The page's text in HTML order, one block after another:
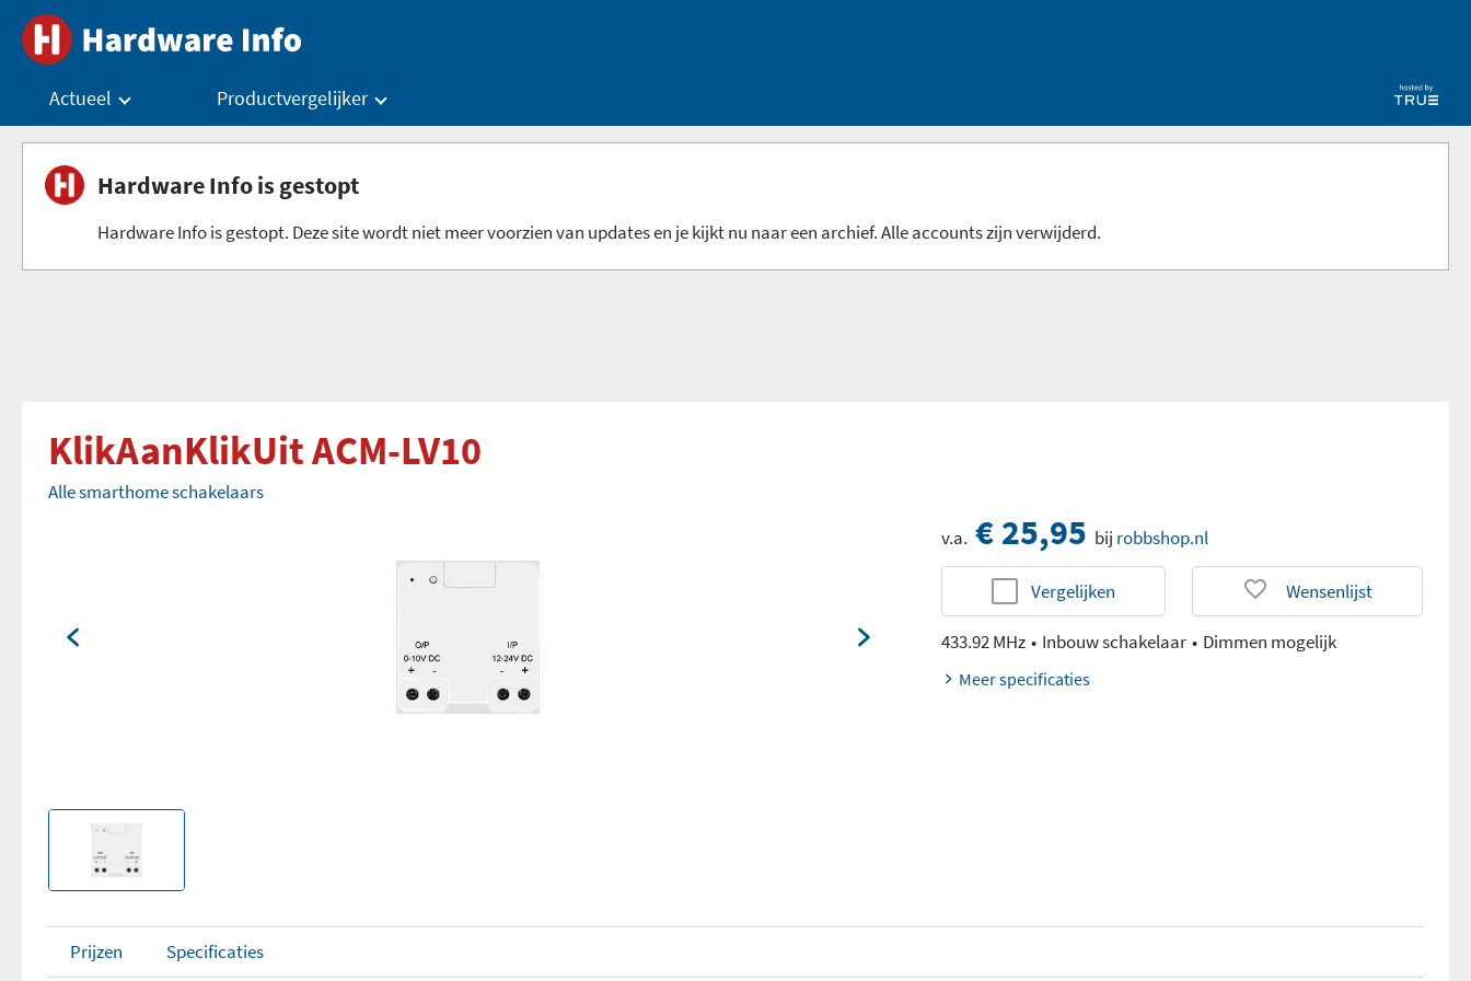
Actueel Productvergelijker
Hardware Info is gestopt
Hardware Info is gestopt. Deze site wordt niet meer voorzien van updates en je kijkt nu naar een archief. Alle accounts zijn verwijderd.
KlikAanKlikUit ACM-LV10
Alle smarthome schakelaars
v.a. € 25,95 bij robbshop.nl
Vergelijken Wensenlijst
433.92 MHz Inbouw schakelaar Dimmen mogelijk
Meer specificaties
Prijzen Specificaties